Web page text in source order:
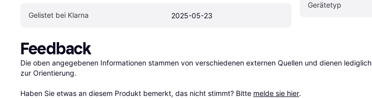
Gelistet bei Klarna 2025-05-23
Gerätetyp
Feedback
Die oben angegebenen Informationen stammen von verschiedenen externen Quellen und dienen lediglich
zur Orientierung.
Haben Sie etwas an diesem Produkt bemerkt, das nicht stimmt? Bitte melde sie hier.